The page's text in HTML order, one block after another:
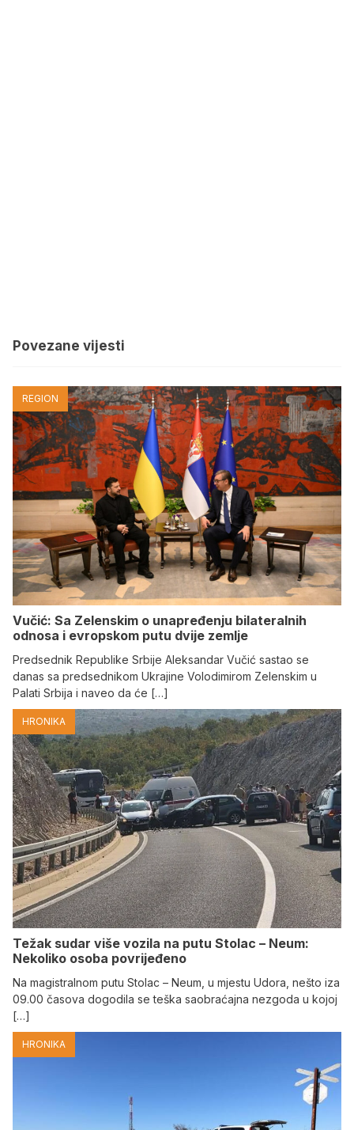
Povezane vijesti
REGION
Vučić: Sa Zelenskim o unapređenju bilateralnih
odnosa i evropskom putu dvije zemlje
Predsednik Republike Srbije Aleksandar Vučić sastao se
danas sa predsednikom Ukrajine Volodimirom Zelenskim u
Palati Srbija i naveo da će […]
HRONIKA
Težak sudar više vozila na putu Stolac – Neum:
Nekoliko osoba povrijeđeno
Na magistralnom putu Stolac – Neum, u mjestu Udora, nešto iza
09.00 časova dogodila se teška saobraćajna nezgoda u kojoj
[…]
HRONIKA